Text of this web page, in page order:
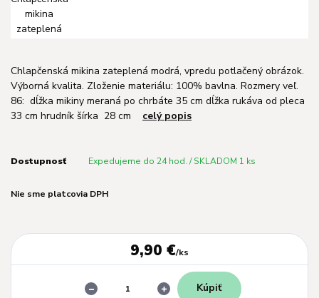
Chlapčenská mikina zateplená modrá, vpredu potlačený obrázok.
Výborná kvalita. Zloženie materiálu: 100% bavlna. Rozmery veľ.
86: dĺžka mikiny meraná po chrbáte 35 cm dĺžka rukáva od pleca
33 cm hrudník šírka 28 cm celý popis
Dostupnosť Expedujeme do 24 hod. / SKLADOM 1 ks
Nie sme platcovia DPH
9,90 €/ks
Kúpiť